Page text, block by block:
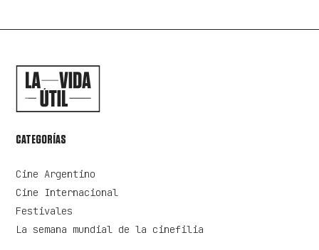
CATEGORÍAS
Cine Argentino
Cine Internacional
Festivales
La semana mundial de la cinefilia